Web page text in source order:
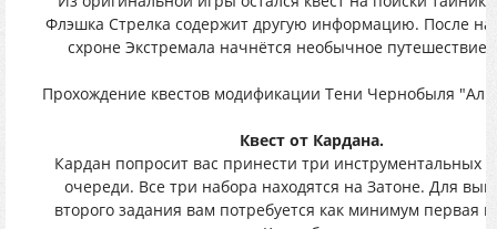
Флэшка Стрелка содержит другую информацию. После
схроне Экстремала начнётся необычное путешествие
Прохождение квестов модификации Тени Чернобыля
Квест от Кардана.
Кардан попросит вас принести три инструментальных
очереди. Все три набора находятся на Затоне. Для
второго задания вам потребуется как минимум первая